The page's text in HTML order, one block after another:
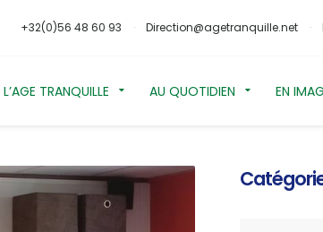
+32(0)56 48 60 93 Direction@agetranquille.net
L’AGE TRANQUILLE AU QUOTIDIEN EN